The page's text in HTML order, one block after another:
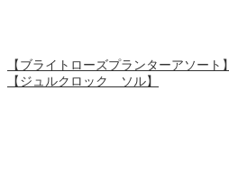
【ブライトローズプランターアソート】
【ジュルクロック ソル】